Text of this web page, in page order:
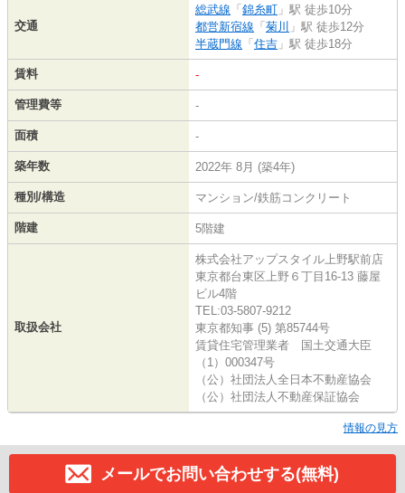
交通
総武線 「 錦糸町 」駅 徒歩10分
都営新宿線 「 菊川 」駅 徒歩12分
半蔵門線 「 住吉 」駅 徒歩18分
賃料 -
管理費等 -
面積 -
築年数 2022年 8月 (築4年)
種別/構造 マンション/鉄筋コンクリート
階建 5階建
取扱会社
株式会社アップスタイル上野駅前店
東京都台東区上野６丁目16-13 藤屋
ビル4階
TEL:03-5807-9212
東京都知事 (5) 第85744号
賃貸住宅管理業者 国土交通大臣
（1）000347号
（公）社団法人全日本不動産協会
（公）社団法人不動産保証協会
情報の見方
メールでお問い合わせする(無料)